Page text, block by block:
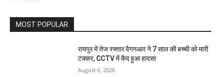
MOST POPULAR
रायपुर में तेज रफ्तार वैगनआर ने 7 साल की बच्ची को मारी
टक्कर, CCTV में कैद हुआ हादसा
August 6, 2026